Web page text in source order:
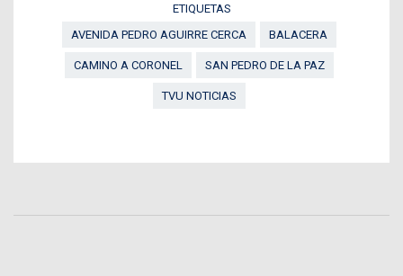
ETIQUETAS
AVENIDA PEDRO AGUIRRE CERCA
BALACERA
CAMINO A CORONEL SAN PEDRO DE LA PAZ
TVU NOTICIAS